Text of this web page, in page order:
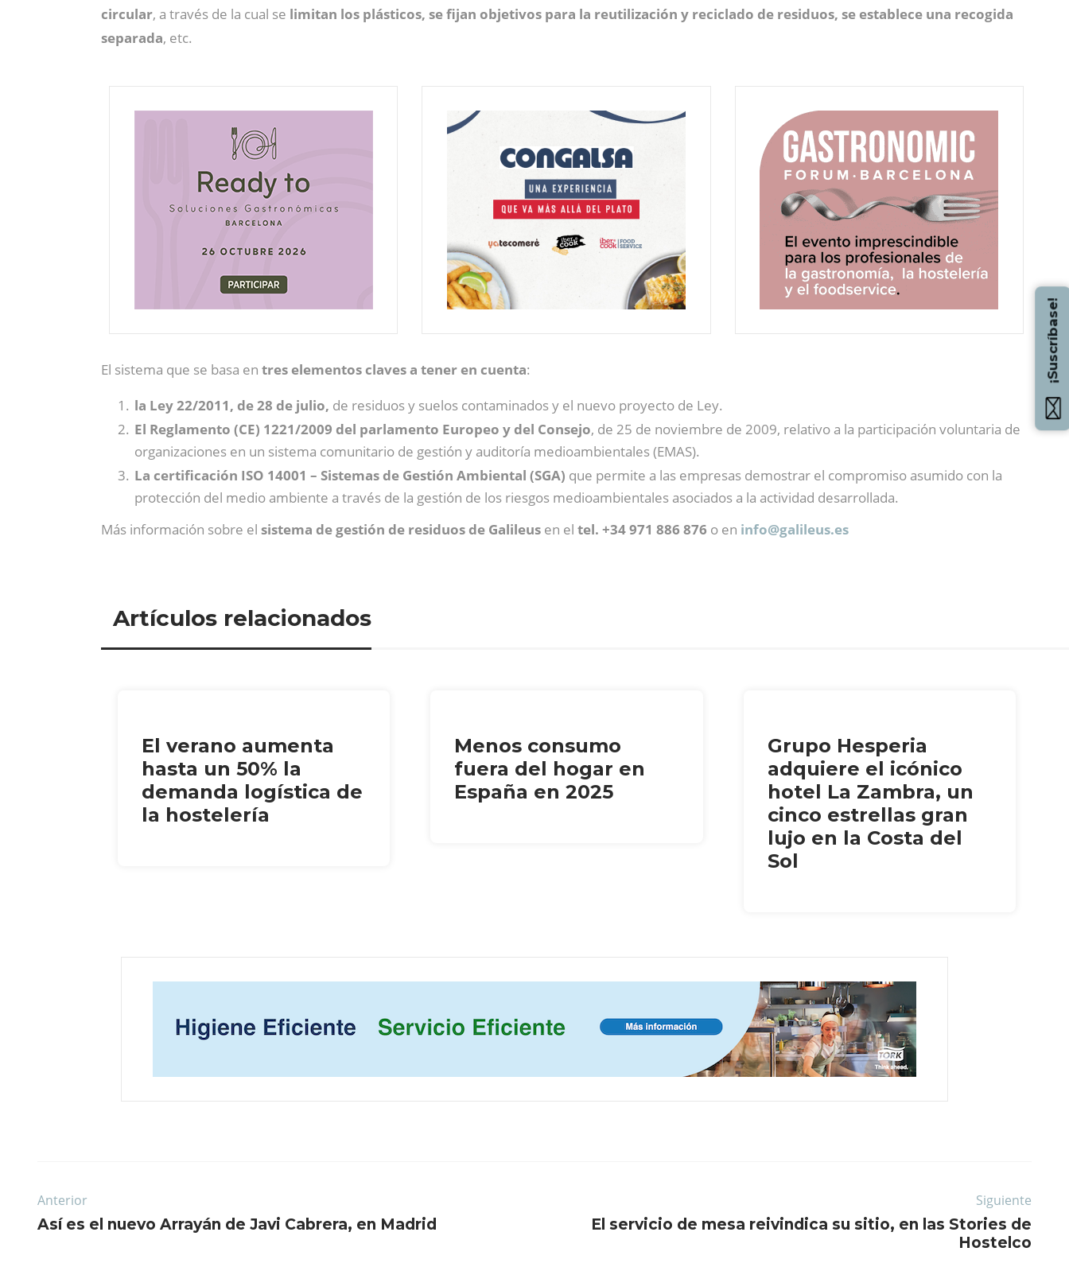
circular, a través de la cual se limitan los plásticos, se fijan objetivos para la reutilización y reciclado de residuos, se establece una recogida
separada, etc.
El sistema que se basa en tres elementos claves a tener en cuenta:
la Ley 22/2011, de 28 de julio, de residuos y suelos contaminados y el nuevo proyecto de Ley.
El Reglamento (CE) 1221/2009 del parlamento Europeo y del Consejo, de 25 de noviembre de 2009, relativo a la participación voluntaria de
organizaciones en un sistema comunitario de gestión y auditoría medioambientales (EMAS).
La certificación ISO 14001 – Sistemas de Gestión Ambiental (SGA) que permite a las empresas demostrar el compromiso asumido con la
protección del medio ambiente a través de la gestión de los riesgos medioambientales asociados a la actividad desarrollada.
Más información sobre el sistema de gestión de residuos de Galileus en el tel. +34 971 886 876 o en info@galileus.es
Artículos relacionados
El verano aumenta
hasta un 50% la
demanda logística de
la hostelería
Menos consumo
fuera del hogar en
España en 2025
Grupo Hesperia
adquiere el icónico
hotel La Zambra, un
cinco estrellas gran
lujo en la Costa del
Sol
Anterior
Así es el nuevo Arrayán de Javi Cabrera, en Madrid
Siguiente
El servicio de mesa reivindica su sitio, en las Stories de
Hostelco
¡Suscríbase!